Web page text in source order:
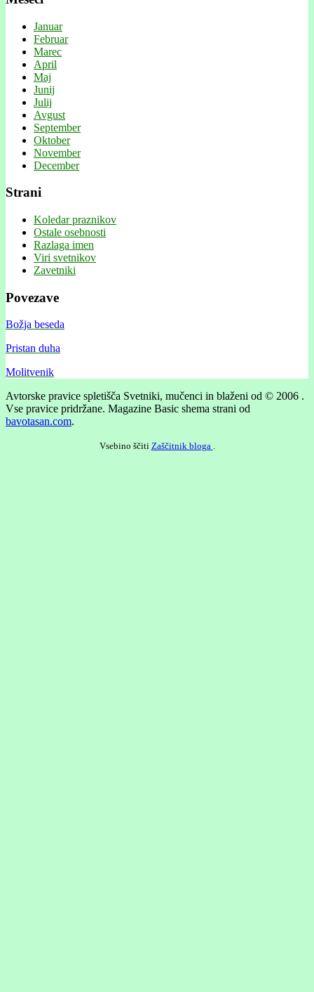
Januar
Februar
Marec
April
Maj
Junij
Julij
Avgust
September
Oktober
November
December
Strani
Koledar praznikov
Ostale osebnosti
Razlaga imen
Viri svetnikov
Zavetniki
Povezave
Božja beseda
Pristan duha
Molitvenik
Avtorske pravice spletišča Svetniki, mučenci in blaženi od © 2006 .
Vse pravice pridržane. Magazine Basic shema strani od
bavotasan.com.
Vsebino ščiti Zaščitnik bloga .